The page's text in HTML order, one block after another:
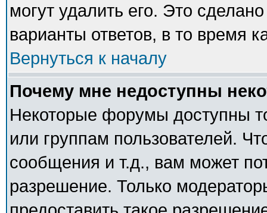
могут удалить его. Это
варианты ответов, в то время
Вернуться к началу
Почему мне недоступны
Некоторые форумы доступны
или группам пользователей.
сообщения и т.д., вам может
разрешение. Только